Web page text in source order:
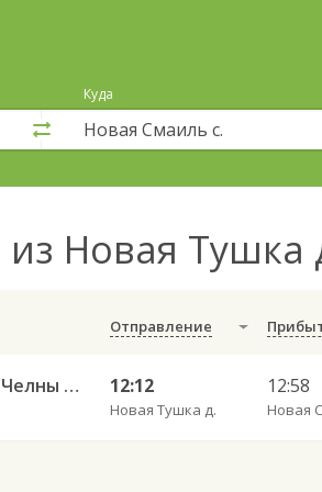
Куда
из Новая Тушка
Отправление
Киров г. АВ — Набережные Челны АВ 702 12:12
Новая Тушка д.
12:58
Новая